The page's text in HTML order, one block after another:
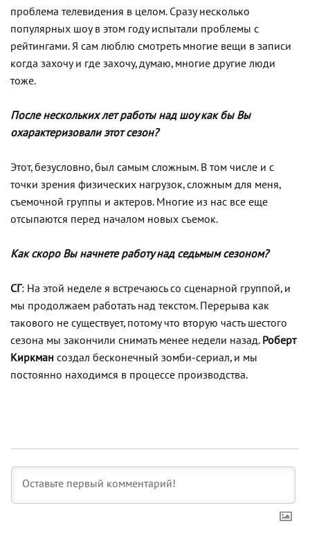
проблема телевидения в целом. Сразу несколько
популярных шоу в этом году испытали проблемы с
рейтингами. Я сам люблю смотреть многие вещи в записи
когда захочу и где захочу, думаю, многие другие люди
тоже.
После нескольких лет работы над шоу как бы Вы
охарактеризовали этот сезон?
Этот, безусловно, был самым сложным. В том числе и с
точки зрения физических нагрузок, сложным для меня,
съемочной группы и актеров. Многие из нас все еще
отсыпаются перед началом новых съемок.
Как скоро Вы начнете работу над седьмым сезоном?
СГ: На этой неделе я встречаюсь со сценарной группой, и
мы продолжаем работать над текстом. Перерыва как
такового не существует, потому что вторую часть шестого
сезона мы закончили снимать менее недели назад. Роберт
Киркман создал бесконечный зомби-сериал, и мы
постоянно находимся в процессе производства.